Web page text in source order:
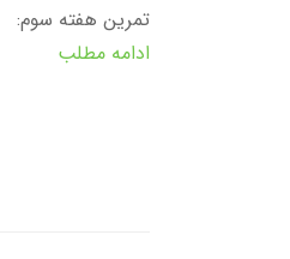
تمرین هفته سوم:
ادامه مطلب